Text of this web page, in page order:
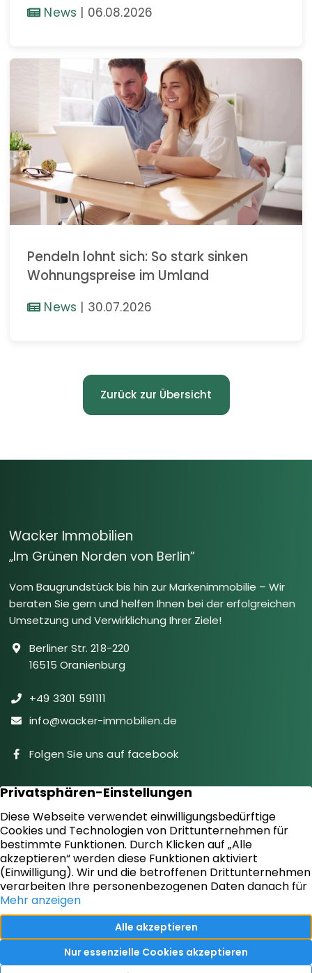
News | 06.08.2026
Pendeln lohnt sich: So stark sinken
Wohnungspreise im Umland
News | 30.07.2026
Zurück zur Übersicht
Wacker Immobilien
„Im Grünen Norden von Berlin”
Vom Baugrundstück bis hin zur Markenimmobilie – Wir
beraten Sie gern und helfen Ihnen bei der erfolgreichen
Umsetzung und Verwirklichung Ihrer Ziele!
Berliner Str. 218-220
16515 Oranienburg
+49 3301 591111
info@wacker-immobilien.de
Folgen Sie uns auf facebook
Immobilien
Downloads
Diensteistungen
Aktuelles
Sie suchen
Kontakt
Sie bieten an
Impressum
Kundenstimmen